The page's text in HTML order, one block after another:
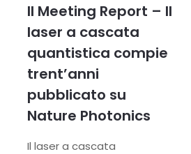
Il Meeting Report – Il
laser a cascata
quantistica compie
trent’anni
pubblicato su
Nature Photonics
Il laser a cascata